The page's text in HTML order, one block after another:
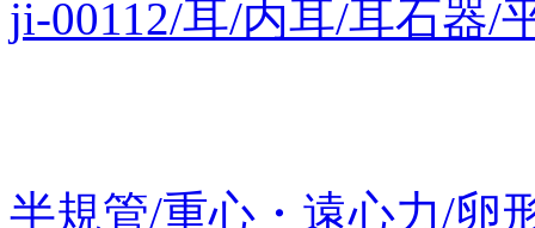
ji-00112/耳/内耳/耳石器/
半規管/重心・遠心力/卵